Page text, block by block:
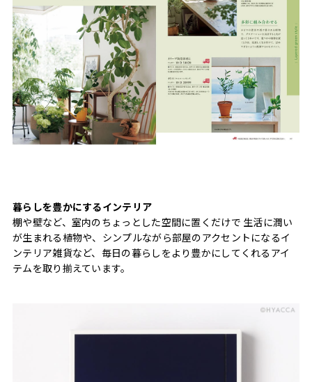
暮らしを豊かにするインテリア
棚や壁など、室内のちょっとした空間に置くだけで 生活に潤い
が生まれる植物や、シンプルながら部屋のアクセントになるイ
ンテリア雑貨など、毎日の暮らしをより豊かにしてくれるアイ
テムを取り揃えています。